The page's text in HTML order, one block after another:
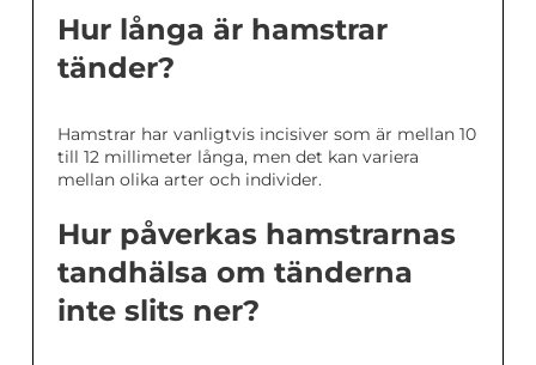
Hur långa är hamstrar
tänder?
Hamstrar har vanligtvis incisiver som är mellan 10
till 12 millimeter långa, men det kan variera
mellan olika arter och individer.
Hur påverkas hamstrarnas
tandhälsa om tänderna
inte slits ner?